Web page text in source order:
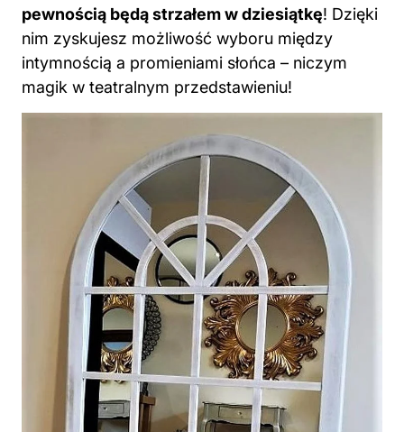
pewnością będą strzałem w dziesiątkę! Dzięki
nim zyskujesz możliwość wyboru między
intymnością a promieniami słońca – niczym
magik w teatralnym przedstawieniu!